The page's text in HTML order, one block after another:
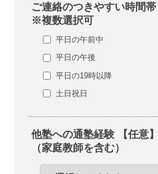
ご連絡のつきやすい時間帯
※複数選択可
平日の午前中
平日の午後
平日の19時以降
土日祝日
他塾への通塾経験 【任意】
（家庭教師を含む）